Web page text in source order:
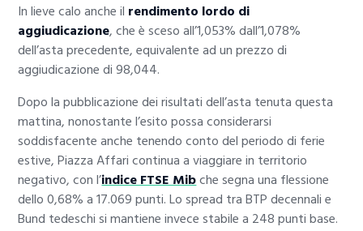
In lieve calo anche il rendimento lordo di
aggiudicazione, che è sceso all’1,053% dall’1,078%
dell’asta precedente, equivalente ad un prezzo di
aggiudicazione di 98,044.
Dopo la pubblicazione dei risultati dell’asta tenuta questa
mattina, nonostante l’esito possa considerarsi
soddisfacente anche tenendo conto del periodo di ferie
estive, Piazza Affari continua a viaggiare in territorio
negativo, con l’indice FTSE Mibche segna una flessione
dello 0,68% a 17.069 punti. Lo spread tra BTP decennali e
Bund tedeschi si mantiene invece stabile a 248 punti base.